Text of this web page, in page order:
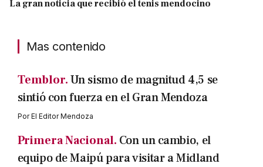
La gran noticia que recibió el tenis mendocino
Mas contenido
Temblor.Un sismo de magnitud 4,5 se
sintió con fuerza en el Gran Mendoza
PorEl Editor Mendoza
Primera Nacional. Con un cambio, el
equipo de Maipú para visitar a Midland